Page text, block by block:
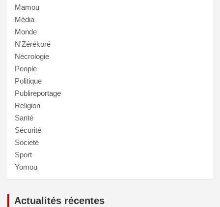
Mamou
Média
Monde
N'Zérékoré
Nécrologie
People
Politique
Publireportage
Religion
Santé
Sécurité
Societé
Sport
Yomou
Actualités récentes